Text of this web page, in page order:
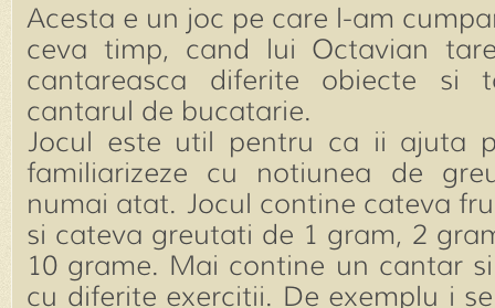
Acesta e un joc pe care l-am
ceva timp, cand lui Octavian
cantareasca diferite obiecte si
cantarul de bucatarie.
Jocul este util pentru ca ii ajuta
familiarizeze cu notiunea de
numai atat. Jocul contine cateva
si cateva greutati de 1 gram, 2
10 grame. Mai contine un cantar
cu diferite exercitii. De exemplu i